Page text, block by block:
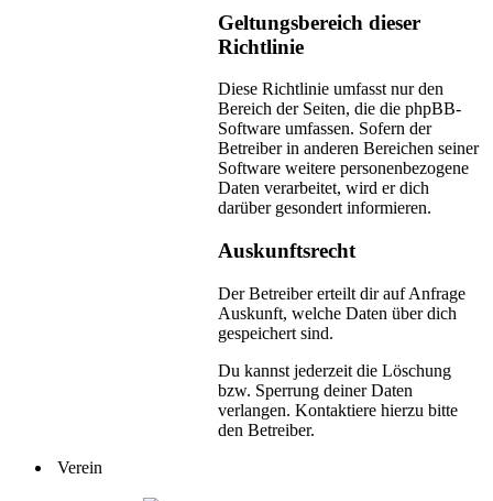
Geltungsbereich dieser
Richtlinie
Diese Richtlinie umfasst nur den
Bereich der Seiten, die die phpBB-
Software umfassen. Sofern der
Betreiber in anderen Bereichen seiner
Software weitere personenbezogene
Daten verarbeitet, wird er dich
darüber gesondert informieren.
Auskunftsrecht
Der Betreiber erteilt dir auf Anfrage
Auskunft, welche Daten über dich
gespeichert sind.
Du kannst jederzeit die Löschung
bzw. Sperrung deiner Daten
verlangen. Kontaktiere hierzu bitte
den Betreiber.
Verein